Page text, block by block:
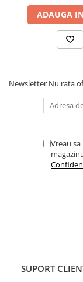
Masini de gaurit
magnetica
Instalatii de
pentru strunguri
Falci pentru 3
Falci pentru 4
Fălcile pentru 3-
Fălcile pentru 4-
Mandrină cu 3
Mandrină cu 4
Mandrină cu 4
Standuri pentru
ADAUGA
Newsletter Nu rata
Vreau
SUPORT